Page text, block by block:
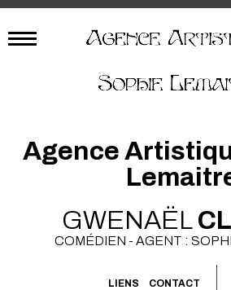
Agence
GWENAËL
COMÉDIEN - AGENT :
LIENS CONTACT